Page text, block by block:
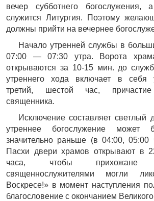
вечер субботнего богослужения,
служится Литургия. Поэтому
должны прийти на вечернее
Начало утренней службы в
07:00 — 07:30 утра. Ворота
открываются за 10-15 мин. до
утреннего хода включает в себя
третий, шестой час,
священника.
Исключение составляет светлый
утреннее богослужение может
значительно раньше (в 04:00, 05:00
Пасхи двери храмов открывают в
часа, чтобы
священнослужителями могли
Воскресе!» в момент наступления
благословение с окончанием